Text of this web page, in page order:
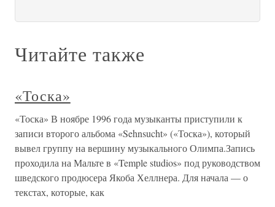
Читайте также
«Тоска»
«Тоска» В ноябре 1996 года музыканты приступили к
записи второго альбома «Sehnsucht» («Тоска»), который
вывел группу на вершину музыкального Олимпа.Запись
проходила на Мальте в «Temple studios» под руководством
шведского продюсера Якоба Хеллнера. Для начала — о
текстах, которые, как